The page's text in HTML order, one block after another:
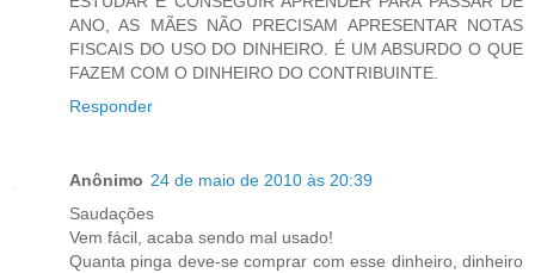
ANO, AS MÃES NÃO PRECISAM APRESENTAR NOTAS
FISCAIS DO USO DO DINHEIRO. É UM ABSURDO O QUE
FAZEM COM O DINHEIRO DO CONTRIBUINTE.
Responder
Anônimo 24 de maio de 2010 às 20:39
Saudações
Vem fácil, acaba sendo mal usado!
Quanta pinga deve-se comprar com esse dinheiro, dinheiro